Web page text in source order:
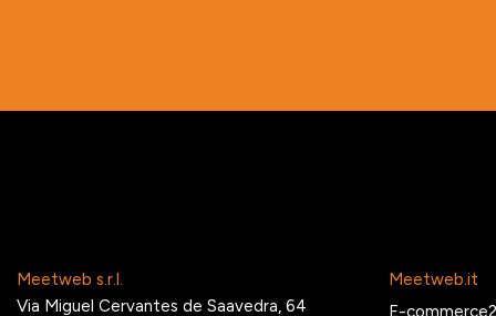
Meetweb s.r.l.
Via Miguel Cervantes de Saavedra, 64
Meetweb.it
E-commerce2